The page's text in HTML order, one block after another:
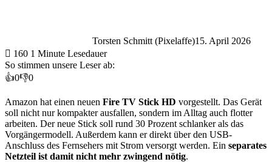
Torsten Schmitt (Pixelaffe)15. April 2026
160 1 Minute Lesedauer
So stimmen unsere Leser ab:
👍0👎0
Amazon hat einen neuen Fire TV Stick HD vorgestellt. Das Gerät
soll nicht nur kompakter ausfallen, sondern im Alltag auch flotter
arbeiten. Der neue Stick soll rund 30 Prozent schlanker als das
Vorgängermodell. Außerdem kann er direkt über den USB-
Anschluss des Fernsehers mit Strom versorgt werden. Ein separates
Netzteil ist damit nicht mehr zwingend nötig.